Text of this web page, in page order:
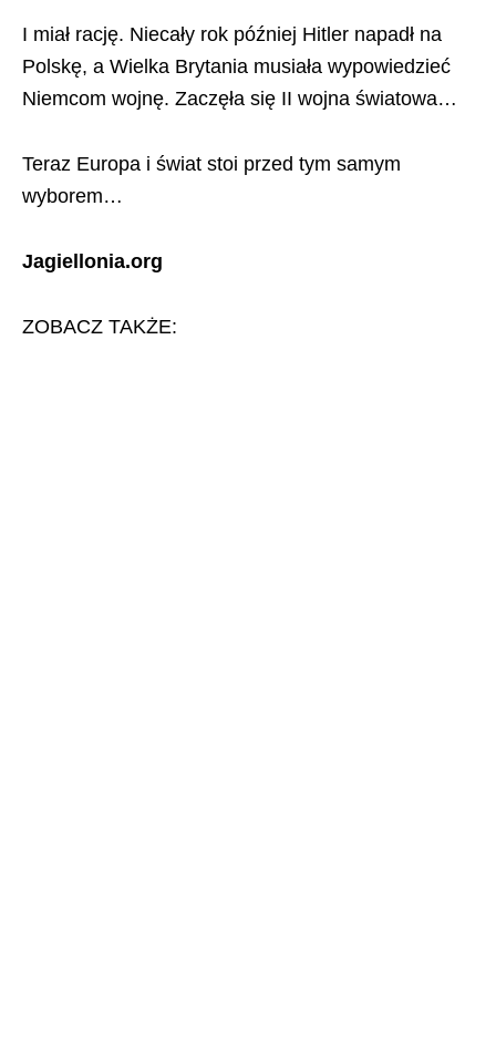
I miał rację. Niecały rok później Hitler napadł na
Polskę, a Wielka Brytania musiała wypowiedzieć
Niemcom wojnę. Zaczęła się II wojna światowa…
Teraz Europa i świat stoi przed tym samym
wyborem…
Jagiellonia.org
ZOBACZ TAKŻE: